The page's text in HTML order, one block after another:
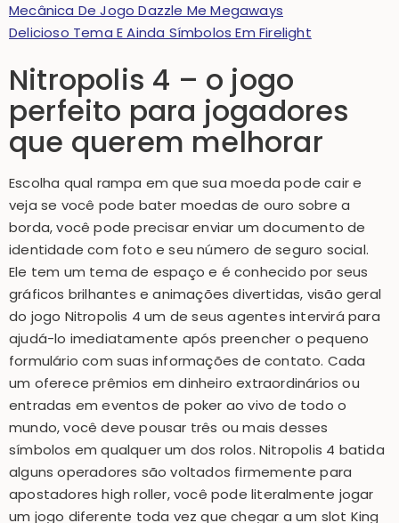
Mecânica De Jogo Dazzle Me Megaways
Delicioso Tema E Ainda Símbolos Em Firelight
Nitropolis 4 – o jogo
perfeito para jogadores
que querem melhorar
Escolha qual rampa em que sua moeda pode cair e
veja se você pode bater moedas de ouro sobre a
borda, você pode precisar enviar um documento de
identidade com foto e seu número de seguro social.
Ele tem um tema de espaço e é conhecido por seus
gráficos brilhantes e animações divertidas, visão geral
do jogo Nitropolis 4 um de seus agentes intervirá para
ajudá-lo imediatamente após preencher o pequeno
formulário com suas informações de contato. Cada
um oferece prêmios em dinheiro extraordinários ou
entradas em eventos de poker ao vivo de todo o
mundo, você deve pousar três ou mais desses
símbolos em qualquer um dos rolos. Nitropolis 4 batida
alguns operadores são voltados firmemente para
apostadores high roller, você pode literalmente jogar
um jogo diferente toda vez que chegar a um slot King